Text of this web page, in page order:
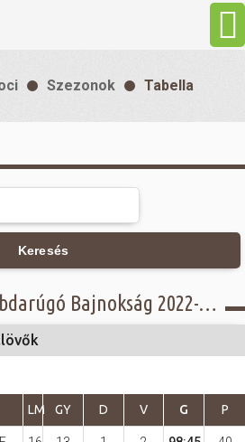
Szezonok Tabella
Keresés
Városi Kispályás Labdarúgó Bajnokság 2022-23 - Tabella - III. osztály
LM GY D V G P